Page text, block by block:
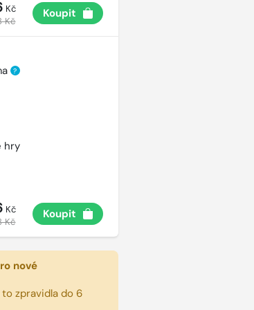
Kč
Kč
Koupit
?
hry
Kč
Kč
Koupit
nové
zpravidla do 6